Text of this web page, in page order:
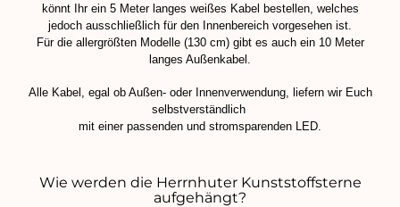
könnt Ihr ein 5 Meter langes weißes Kabel bestellen, welches
jedoch ausschließlich für den Innenbereich vorgesehen ist.
Für die allergrößten Modelle (130 cm) gibt es auch ein 10 Meter
langes Außenkabel.
Alle Kabel, egal ob Außen- oder Innenverwendung, liefern wir Euch
selbstverständlich
mit einer passenden und stromsparenden LED.
Wie werden die Herrnhuter Kunststoffsterne
aufgehängt?